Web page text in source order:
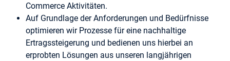
Commerce Aktivitäten.
Auf Grundlage der Anforderungen und Bedürfnisse
optimieren wir Prozesse für eine nachhaltige
Ertragssteigerung und bedienen uns hierbei an
erprobten Lösungen aus unseren langjährigen